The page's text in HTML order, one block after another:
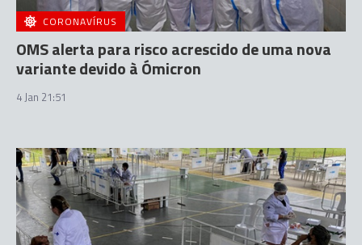
CORONAVÍRUS
OMS alerta para risco acrescido de uma nova
variante devido à Ómicron
4 Jan 21:51